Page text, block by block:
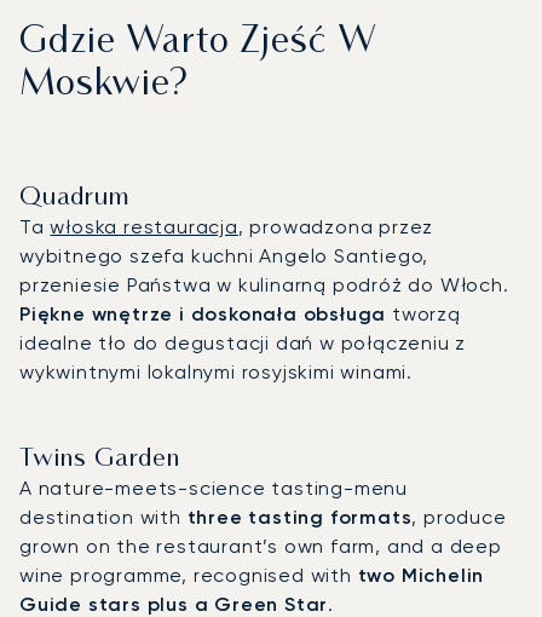
Gdzie Warto Zjeść W
Moskwie?
Quadrum
Tawłoska restauracja, prowadzona przez
wybitnego szefa kuchni Angelo Santiego,
przeniesie Państwa w kulinarną podróż do Włoch.
Piękne wnętrze i doskonała obsługa tworzą
idealne tło do degustacji dań w połączeniu z
wykwintnymi lokalnymi rosyjskimi winami.
Twins Garden
A nature-meets-science tasting-menu
destination with three tasting formats, produce
grown on the restaurant’s own farm, and a deep
wine programme, recognised with two Michelin
Guide stars plus a Green Star.